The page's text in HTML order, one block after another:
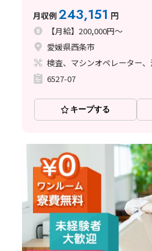
月収例243,151 円
【月給】200,000円～
愛媛県西条市
6527-07
キープする